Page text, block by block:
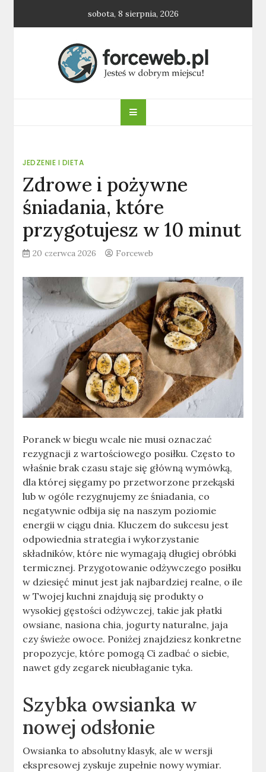
sobota, 8 sierpnia, 2026
forceweb.pl
JEDZENIE I DIETA
Zdrowe i pożywne
śniadania, które
przygotujesz w 10 minut
20 czerwca 2026 Forceweb
Poranek w biegu wcale nie musi oznaczać
rezygnacji z wartościowego posiłku. Często to
właśnie brak czasu staje się główną wymówką,
dla której sięgamy po przetworzone przekąski
lub w ogóle rezygnujemy ze śniadania, co
negatywnie odbija się na naszym poziomie
energii w ciągu dnia. Kluczem do sukcesu jest
odpowiednia strategia i wykorzystanie
składników, które nie wymagają długiej obróbki
termicznej. Przygotowanie odżywczego posiłku
w dziesięć minut jest jak najbardziej realne, o ile
w Twojej kuchni znajdują się produkty o
wysokiej gęstości odżywczej, takie jak płatki
owsiane, nasiona chia, jogurty naturalne, jaja
czy świeże owoce. Poniżej znajdziesz konkretne
propozycje, które pomogą Ci zadbać o siebie,
nawet gdy zegarek nieubłaganie tyka.
Szybka owsianka w
nowej odsłonie
Owsianka to absolutny klasyk, ale w wersji
ekspresowej zyskuje zupełnie nowy wymiar.